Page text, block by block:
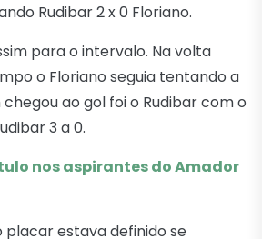
Rudibar 2 x 0 Floriano.
para o intervalo. Na volta
o Floriano seguia tentando a
ao gol foi o Rudibar com o
3 a 0.
nos aspirantes do Amador
placar estava definido se